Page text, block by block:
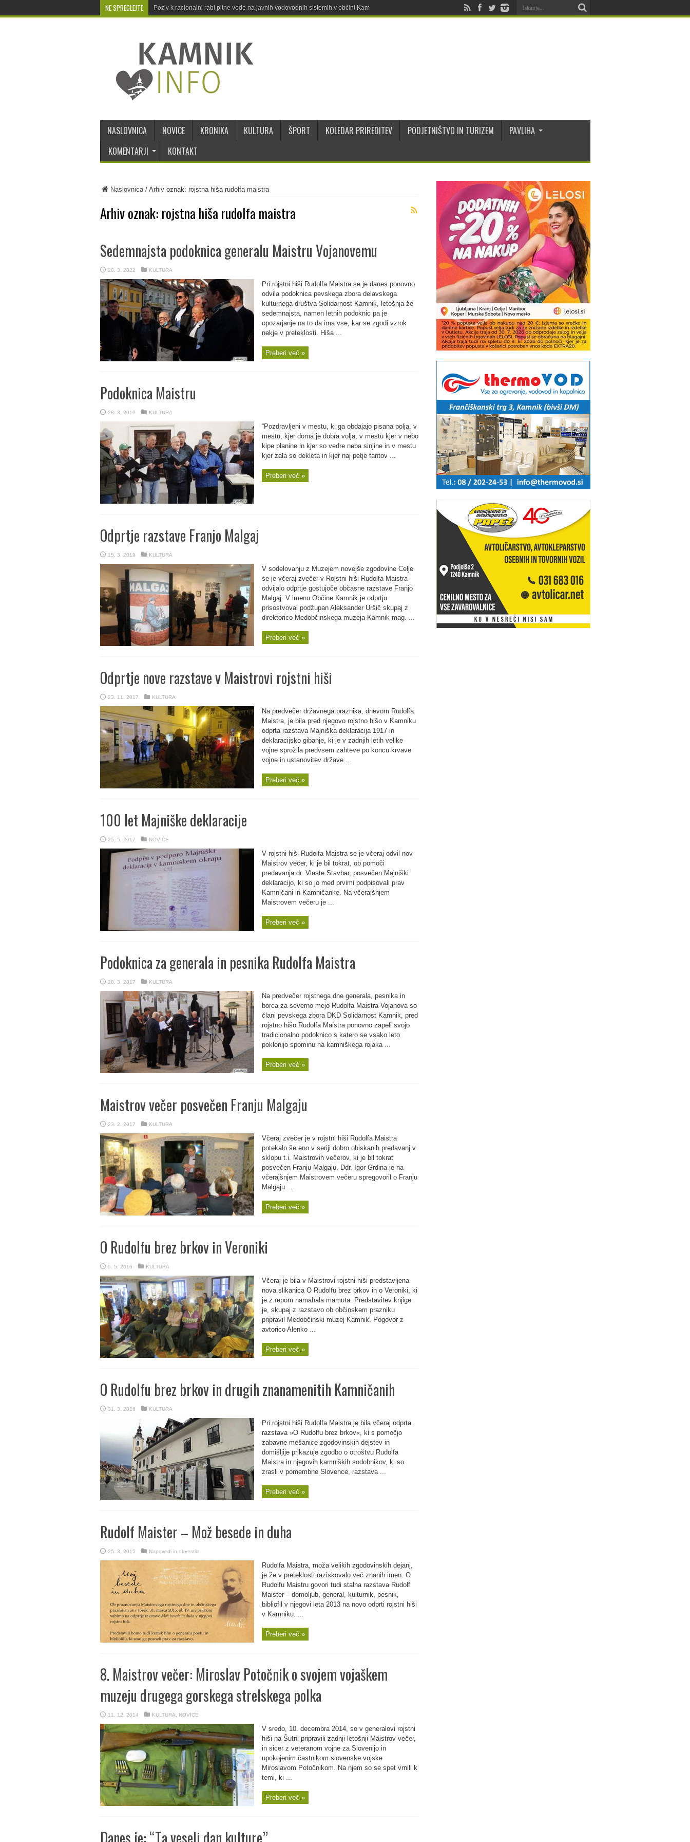
NE SPREGLEJTE Poziv k racionalni rabi pitne vode na javnih vodovodnih sistemih v občini Kamnik
NASLOVNICA NOVICE KRONIKA KULTURA ŠPORT KOLEDAR PRIREDITEV PODJETNIŠTVO IN TURIZEM
PAVLIHA
KOMENTARJI
KONTAKT
Naslovnica/ Arhiv oznak: rojstna hiša rudolfa maistra
Arhiv oznak: rojstna hiša rudolfa maistra
Sedemnajsta podoknica generalu Maistru Vojanovemu
28. 3. 2022 KULTURA
Pri rojstni hiši Rudolfa Maistra se je danes ponovno
odvila podoknica pevskega zbora delavskega
kulturnega društva Solidarnost Kamnik, letošnja že
sedemnajsta, namen letnih podoknic pa je
opozarjanje na to da ima vse, kar se zgodi vzrok
nekje v preteklosti. Hiša ...
Preberi več »
Podoknica Maistru
28. 3. 2019 KULTURA
“Pozdravljeni v mestu, ki ga obdajajo pisana polja, v
mestu, kjer doma je dobra volja, v mestu kjer v nebo
kipe planine in kjer so vedre neba sinjine in v mestu
kjer zala so dekleta in kjer naj petje fantov ...
Preberi več »
Odprtje razstave Franjo Malgaj
15. 3. 2019 KULTURA
V sodelovanju z Muzejem novejše zgodovine Celje
se je včeraj zvečer v Rojstni hiši Rudolfa Maistra
odvijalo odprtje gostujoče občasne razstave Franjo
Malgaj. V imenu Občine Kamnik je odprtju
prisostvoval podžupan Aleksander Uršič skupaj z
direktorico Medobčinskega muzeja Kamnik mag. ...
Preberi več »
Odprtje nove razstave v Maistrovi rojstni hiši
23. 11. 2017 KULTURA
Na predvečer državnega praznika, dnevom Rudolfa
Maistra, je bila pred njegovo rojstno hišo v Kamniku
odprta razstava Majniška deklaracija 1917 in
deklaracijsko gibanje, ki je v zadnjih letih velike
vojne sprožila predvsem zahteve po koncu krvave
vojne in ustanovitev države ...
Preberi več »
100 let Majniške deklaracije
25. 5. 2017 NOVICE
V rojstni hiši Rudolfa Maistra se je včeraj odvil nov
Maistrov večer, ki je bil tokrat, ob pomoči
predavanja dr. Vlaste Stavbar, posvečen Majniški
deklaracijo, ki so jo med prvimi podpisovali prav
Kamničani in Kamničanke. Na včerajšnjem
Maistrovem večeru je ...
Preberi več »
Podoknica za generala in pesnika Rudolfa Maistra
28. 3. 2017 KULTURA
Na predvečer rojstnega dne generala, pesnika in
borca za severno mejo Rudolfa Maistra-Vojanova so
člani pevskega zbora DKD Solidarnost Kamnik, pred
rojstno hišo Rudolfa Maistra ponovno zapeli svojo
tradicionalno podoknico s katero se vsako leto
poklonijo spominu na kamniškega rojaka ...
Preberi več »
Maistrov večer posvečen Franju Malgaju
23. 2. 2017 KULTURA
Včeraj zvečer je v rojstni hiši Rudolfa Maistra
potekalo še eno v seriji dobro obiskanih predavanj v
sklopu t.i. Maistrovih večerov, ki je bil tokrat
posvečen Franju Malgaju. Ddr. Igor Grdina je na
včerajšnjem Maistrovem večeru spregovoril o Franju
Malgaju ...
Preberi več »
O Rudolfu brez brkov in Veroniki
5. 5. 2016 KULTURA
Včeraj je bila v Maistrovi rojstni hiši predstavljena
nova slikanica O Rudolfu brez brkov in o Veroniki, ki
je z repom namahala mamuta. Predstavitev knjige
je, skupaj z razstavo ob občinskem prazniku
pripravil Medobčinski muzej Kamnik. Pogovor z
avtorico Alenko ...
Preberi več »
O Rudolfu brez brkov in drugih znanamenitih Kamničanih
31. 3. 2016 KULTURA
Pri rojstni hiši Rudolfa Maistra je bila včeraj odprta
razstava »O Rudolfu brez brkov«, ki s pomočjo
zabavne mešanice zgodovinskih dejstev in
domišljije prikazuje zgodbo o otroštvu Rudolfa
Maistra in njegovih kamniških sodobnikov, ki so
zrasli v pomembne Slovence, razstava ...
Preberi več »
Rudolf Maister – Mož besede in duha
25. 3. 2015 Napovedi in obvestila
Rudolfa Maistra, moža velikih zgodovinskih dejanj,
je že v preteklosti raziskovalo več znanih imen. O
Rudolfu Maistru govori tudi stalna razstava Rudolf
Maister – domoljub, general, kulturnik, pesnik,
bibliofil v njegovi leta 2013 na novo odprti rojstni hiši
v Kamniku. ...
Preberi več »
8. Maistrov večer: Miroslav Potočnik o svojem vojaškem
muzeju drugega gorskega strelskega polka
11. 12. 2014 KULTURA NOVICE
V sredo, 10. decembra 2014, so v generalovi rojstni
hiši na Šutni pripravili zadnji letošnji Maistrov večer,
in sicer z veteranom vojne za Slovenijo in
upokojenim častnikom slovenske vojske
Miroslavom Potočnikom. Na njem so se spet vrnili k
temi, ki ...
Preberi več »
Danes je: “Ta veseli dan kulture”